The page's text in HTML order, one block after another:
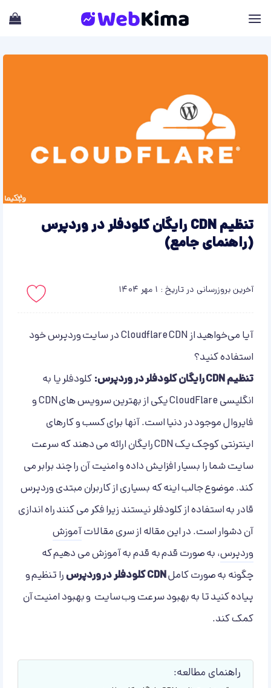
تنظیم CDN رایگان کلودفلر در وردپرس
(راهنمای جامع)
آخرین بروزرسانی در تاریخ : 1 مهر 1404
آیا می‌خواهید از Cloudflare CDN در سایت وردپرس خود
استفاده کنید؟
تنظیم CDN رایگان کلودفلر در وردپرس:
کلودفلر یا به
انگلیسی CloudFlare یکی از بهترین سرویس های CDN و
فایروال موجود در دنیا است. آنها برای کسب و کارهای
اینترنتی کوچک یک CDN رایگان ارائه می دهند که سرعت
سایت شما را بسیار افزایش داده و امنیت آن را چند برابر می
کند. موضوع جالب اینه که بسیاری از کاربران مبتدی وردپرس
قادر به استفاده از کلودفلر نیستند زیرا فکر می کنند راه اندازی
آن دشوار است. در این مقاله از سری مقالاتآموزش
وردپرس، به صورت قدم به قدم به آموزش می دهیم که
چگونه به صورت کاملCDN کلودفلر در وردپرس
را تنظیم و
پیاده کنید تا به بهبود سرعت وب سایت و بهبود امنیت آن
کمک کند.
راهنمای مطالعه: